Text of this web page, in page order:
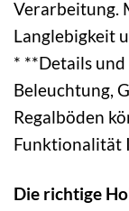
Verarbeitung.
Langlebigkeit
* **Details
Beleuchtung,
Regalböden
Funktionalität
Die richtige